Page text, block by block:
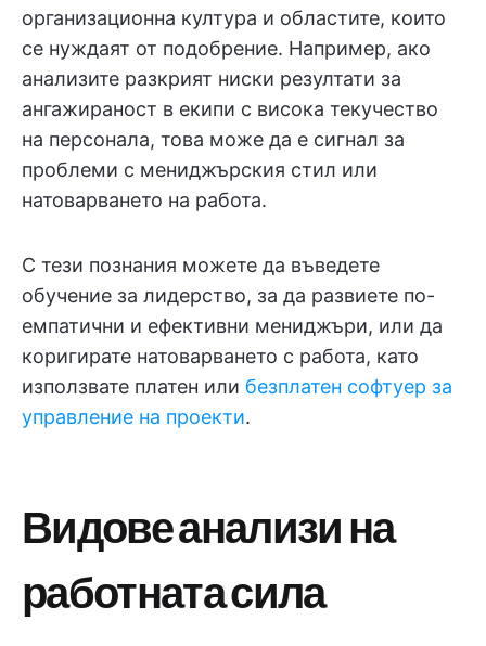
организационна култура и областите, които
се нуждаят от подобрение. Например, ако
анализите разкрият ниски резултати за
ангажираност в екипи с висока текучество
на персонала, това може да е сигнал за
проблеми с мениджърския стил или
натоварването на работа.
С тези познания можете да въведете
обучение за лидерство, за да развиете по-
емпатични и ефективни мениджъри, или да
коригирате натоварването с работа, като
използвате платен или безплатен софтуер за
управление на проекти.
Видове анализи на
работната сила